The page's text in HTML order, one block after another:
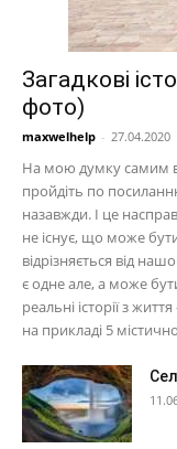
Загадкові
фото)
maxwelhelp - 27.04.2020
На мою думку самим
пройдіть по
назавжди. І це
не існує, що може
відрізняється від
є одне але, а може
реальні історії з
на прикладі 5